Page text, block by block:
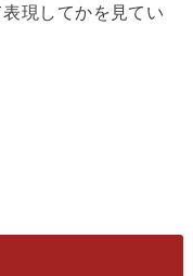
現してかを見てい